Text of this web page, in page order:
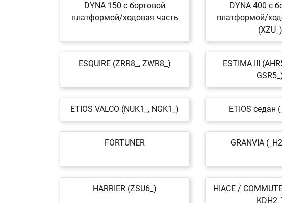
DYNA 150 c бортовой
платформой/ходовая часть
DYNA 400 c
платформой/
(XZU_)
ESQUIRE (ZRR8_, ZWR8_)
ESTIMA III
ETIOS VALCO (NUK1_, NGK1_) ETIOS седан
FORTUNER GRANVIA
HARRIER (ZSU6_)
HIACE /